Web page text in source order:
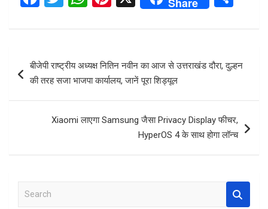
ce
b
o
tt
er
at
A
p
er
es
t
ar
navigation
बीजेपी राष्ट्रीय अध्यक्ष नितिन नवीन का आज से उत्तराखंड दौरा, दुल्हन
की तरह सजा भाजपा कार्यालय, जानें पूरा शिड्यूल
Xiaomi लाएगा Samsung जैसा Privacy Display फीचर,
HyperOS 4 के साथ होगा लॉन्च